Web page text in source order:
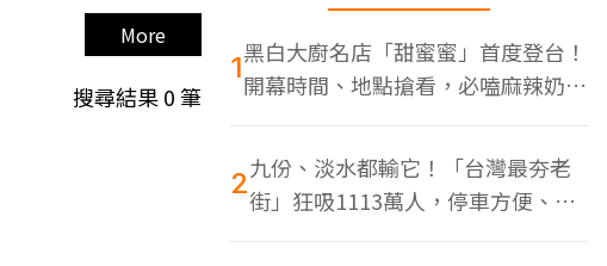
More
搜尋結果0筆
1黑白大廚名店「甜蜜蜜」首度登台！
開幕時間、地點搶看，必嗑麻辣奶油
蝦
2九份、淡水都輸它！「台灣最夯老
街」狂吸1113萬人，停車方便、特
色美食多